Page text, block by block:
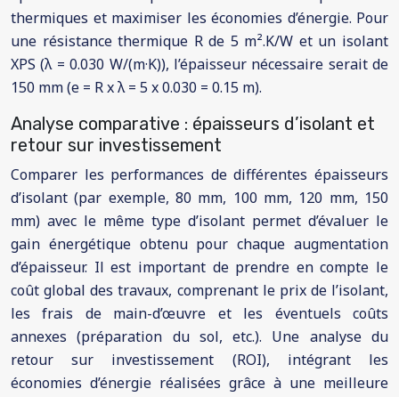
thermiques et maximiser les économies d’énergie. Pour
une résistance thermique R de 5 m².K/W et un isolant
XPS (λ = 0.030 W/(m·K)), l’épaisseur nécessaire serait de
150 mm (e = R x λ = 5 x 0.030 = 0.15 m).
Analyse comparative : épaisseurs d’isolant et
retour sur investissement
Comparer les performances de différentes épaisseurs
d’isolant (par exemple, 80 mm, 100 mm, 120 mm, 150
mm) avec le même type d’isolant permet d’évaluer le
gain énergétique obtenu pour chaque augmentation
d’épaisseur. Il est important de prendre en compte le
coût global des travaux, comprenant le prix de l’isolant,
les frais de main-d’œuvre et les éventuels coûts
annexes (préparation du sol, etc.). Une analyse du
retour sur investissement (ROI), intégrant les
économies d’énergie réalisées grâce à une meilleure